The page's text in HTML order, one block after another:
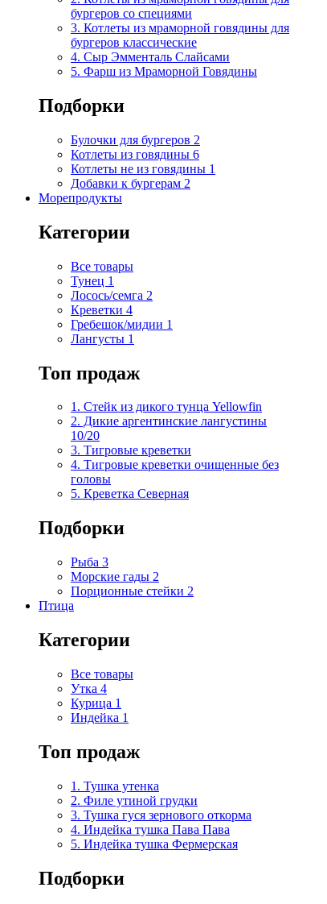
бургеров со специями
3. Котлеты из мраморной говядины для
бургеров классические
4. Сыр Эмменталь Слайсами
5. Фарш из Мраморной Говядины
Подборки
Булочки для бургеров 2
Котлеты из говядины 6
Котлеты не из говядины 1
Добавки к бургерам 2
Морепродукты
Категории
Все товары
Тунец 1
Лосось/семга 2
Креветки 4
Гребешок/мидии 1
Лангусты 1
Топ продаж
1. Стейк из дикого тунца Yellowfin
2. Дикие аргентинские лангустины
10/20
3. Тигровые креветки
4. Тигровые креветки очищенные без
головы
5. Креветка Cеверная
Подборки
Рыба 3
Морские гады 2
Порционные стейки 2
Птица
Категории
Все товары
Утка 4
Курица 1
Индейка 1
Топ продаж
1. Тушка утенка
2. Филе утиной грудки
3. Тушка гуся зернового откорма
4. Индейка тушка Пава Пава
5. Индейка тушка Фермерская
Подборки